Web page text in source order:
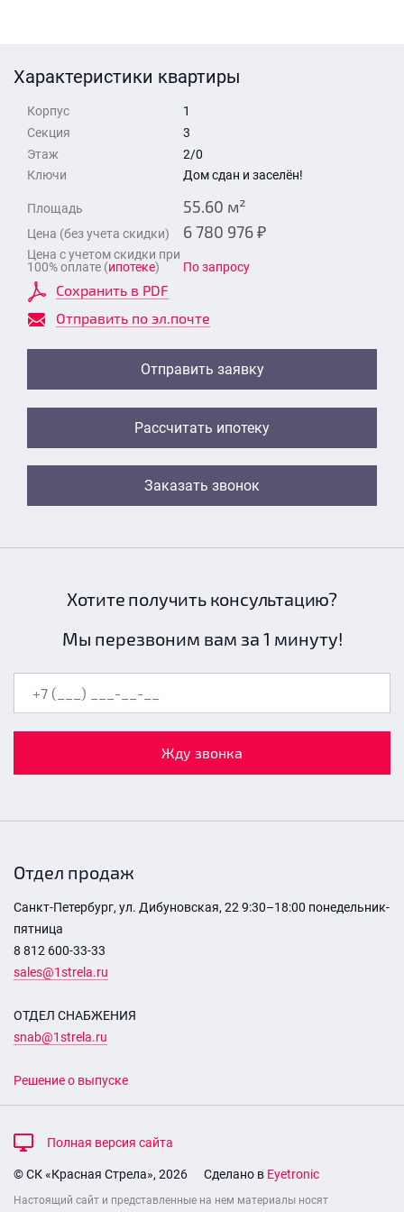
Характеристики квартиры
Корпус
1
Секция
3
Этаж
2/0
Ключи
Дом сдан и заселён!
Площадь 55.60 м²
Цена (без учета скидки) 6 780 976 ₽
Цена с учетом скидки при
100% оплате (ипотеке) По запросу
Сохранить в PDF
Отправить по эл.почте
Отправить заявку
Рассчитать ипотеку
Заказать звонок
Отправить
Отправить
Хотите получить консультацию?
Мы перезвоним вам за 1 минуту!
Жду звонка
Отдел продаж
Санкт-Петербург, ул. Дибуновская, 22 9:30–18:00 понедельник-
пятница
8 812 600-33-33
sales@1strela.ru
ОТДЕЛ СНАБЖЕНИЯ
snab@1strela.ru
Решение о выпуске
Полная версия сайта
© СК «Красная Стрела», 2026 Сделано в Eyetronic
Настоящий сайт и представленные на нем материалы носят